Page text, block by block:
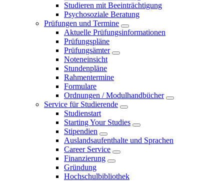
Studieren mit Beeinträchtigung
Psychosoziale Beratung
Prüfungen und Termine
Aktuelle Prüfungsinformationen
Prüfungspläne
Prüfungsämter
Noteneinsicht
Stundenpläne
Rahmentermine
Formulare
Ordnungen / Modulhandbücher
Service für Studierende
Studienstart
Starting Your Studies
Stipendien
Auslandsaufenthalte und Sprachen
Career Service
Finanzierung
Gründung
Hochschulbibliothek